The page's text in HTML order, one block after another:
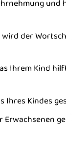
und
der
Ihrem Kind
Ihres Kindes